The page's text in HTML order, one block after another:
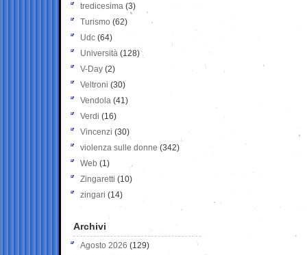
tredicesima (3)
Turismo (62)
Udc (64)
Università (128)
V-Day (2)
Veltroni (30)
Vendola (41)
Verdi (16)
Vincenzi (30)
violenza sulle donne (342)
Web (1)
Zingaretti (10)
zingari (14)
Archivi
Agosto 2026 (129)